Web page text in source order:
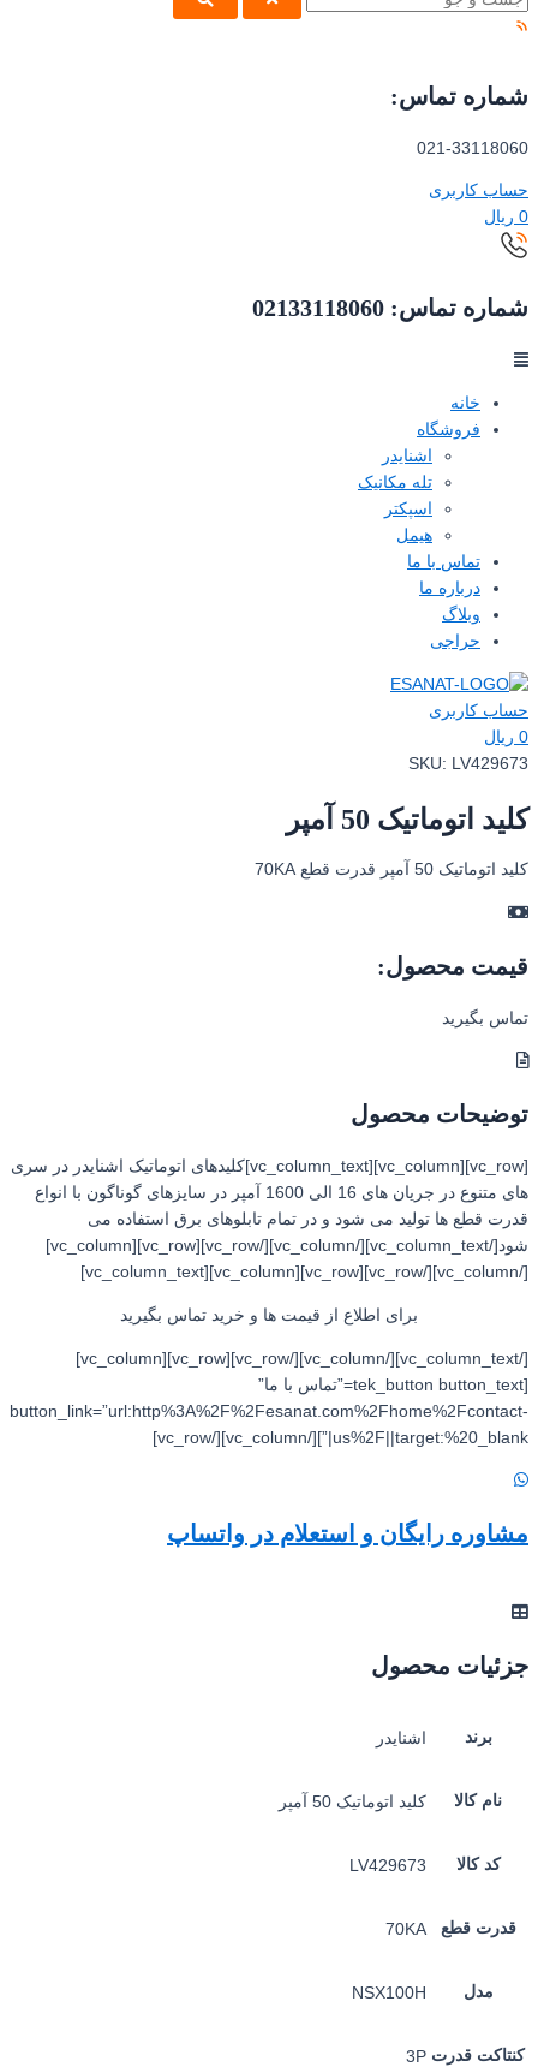
شماره تماس:
021-33118060
حساب کاربری
0 ریال
شماره تماس: 02133118060
خانه
فروشگاه
اشنایدر
تله مکانیک
اسپکتر
هیمل
تماس با ما
درباره ما
وبلاگ
حراجی
حساب کاربری
0 ریال
SKU: LV429673
کلید اتوماتیک 50 آمپر
کلید اتوماتیک 50 آمپر قدرت قطع 70KA
قیمت محصول:
تماس بگیرید
توضیحات محصول
[vc_row][vc_column][vc_column_text]کلیدهای اتوماتیک اشنایدر در سری
های متنوع در جریان های 16 الی 1600 آمپر در سایزهای گوناگون با انواع
قدرت قطع ها تولید می شود و در تمام تابلوهای برق استفاده می
شود[/vc_column_text][/vc_column][/vc_row][vc_row][vc_column]
[/vc_column][/vc_row][vc_row][vc_column][vc_column_text]
برای اطلاع از قیمت ها و خرید تماس بگیرید
[/vc_column_text][/vc_column][/vc_row][vc_row][vc_column]
[tek_button button_text=”تماس با ما”
button_link=”url:http%3A%2F%2Fesanat.com%2Fhome%2Fcontact-
us%2F||target:%20_blank|”][/vc_column][/vc_row]
مشاوره رایگان و استعلام در واتساپ
جزئیات محصول
برند اشنایدر
نام کالا کلید اتوماتیک 50 آمپر
کد کالا LV429673
قدرت قطع 70KA
مدل NSX100H
کنتاکت قدرت 3P